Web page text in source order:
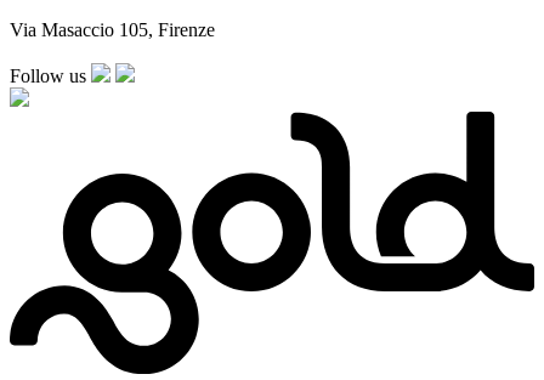
Via Masaccio 105, Firenze
Follow us